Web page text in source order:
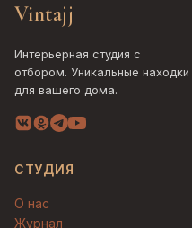
Vintajj
Интерьерная студия с
отбором. Уникальные находки
для вашего дома.
СТУДИЯ
О нас
Журнал